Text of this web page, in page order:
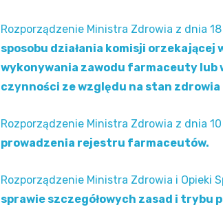
Rozporządzenie Ministra Zdrowia z dnia
sposobu działania komisji
wykonywania zawodu farmaceuty lub
czynności ze względu na stan zdrowia
Rozporządzenie Ministra Zdrowia z dnia
prowadzenia rejestru farmaceutów.
Rozporządzenie Ministra Zdrowia i Opieki
sprawie szczegółowych zasad i trybu